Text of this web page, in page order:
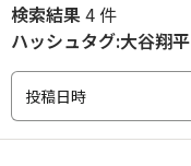
検索結果4 件
ハッシュタグ:大谷翔平
投稿日時